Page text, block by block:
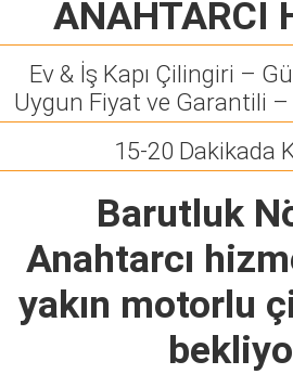
ANAHTARCI
Ev & İş Kapı Çilingiri –
Uygun Fiyat ve Garantili –
15-20 Dakikada
Barutluk
Anahtarcı
yakın motorlu